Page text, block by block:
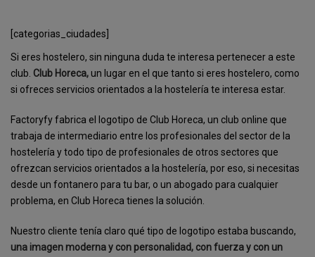
[categorias_ciudades]
Si eres hostelero, sin ninguna duda te interesa pertenecer a este
club. Club Horeca,un lugar en el que tanto si eres hostelero, como
si ofreces servicios orientados a la hostelería te interesa estar.
Factoryfy fabrica el logotipo de Club Horeca, un club online que
trabaja de intermediario entre los profesionales del sector de la
hostelería y todo tipo de profesionales de otros sectores que
ofrezcan servicios orientados a la hostelería, por eso, si necesitas
desde un fontanero para tu bar, o un abogado para cualquier
problema, en Club Horeca tienes la solución.
Nuestro cliente tenía claro qué tipo de logotipo estaba buscando,
una imagen moderna y con personalidad, con fuerza y con un